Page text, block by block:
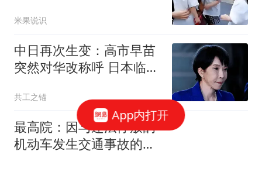
米果说识
中日再次生变：高市早苗
突然对华改称呼 日本临阵
共工之锚
最高院：因与违法停放的
机动车发生交通事故的，
App内打开